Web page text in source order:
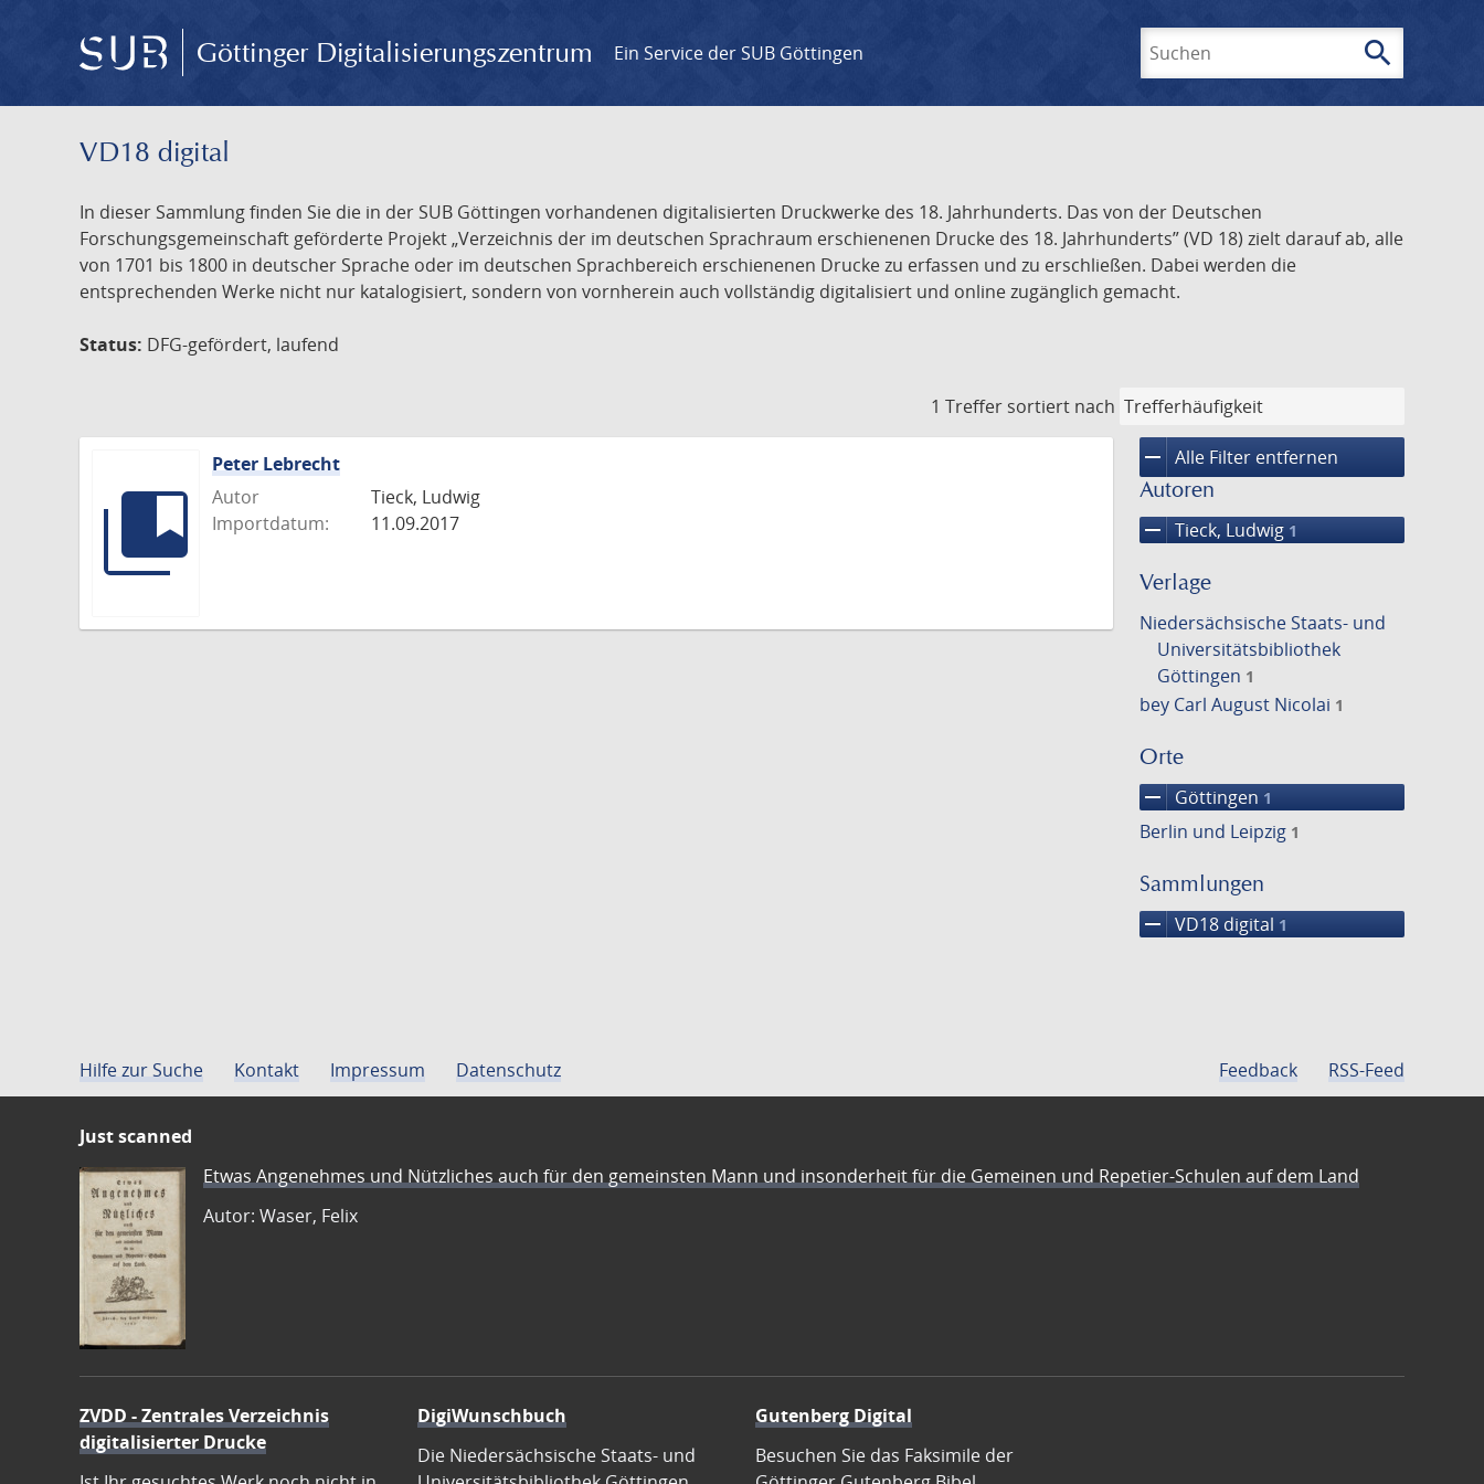
Göttinger Digitalisierungszentrum Ein Service der SUB Göttingen search
VD18 digital
In dieser Sammlung finden Sie die in der SUB Göttingen vorhandenen digitalisierten Druckwerke des 18. Jahrhunderts. Das von der Deutschen
Forschungsgemeinschaft geförderte Projekt „Verzeichnis der im deutschen Sprachraum erschienenen Drucke des 18. Jahrhunderts” (VD 18) zielt darauf ab, alle
von 1701 bis 1800 in deutscher Sprache oder im deutschen Sprachbereich erschienenen Drucke zu erfassen und zu erschließen. Dabei werden die
entsprechenden Werke nicht nur katalogisiert, sondern von vornherein auch vollständig digitalisiert und online zugänglich gemacht.
Status: DFG-gefördert, laufend
1 Treffer sortiert nach
remove Alle Filter entfernen
Autoren
remove Tieck, Ludwig 1
Verlage
Niedersächsische Staats- und
Universitätsbibliothek
Göttingen 1
bey Carl August Nicolai 1
Orte
remove Göttingen 1
Berlin und Leipzig 1
Sammlungen
remove VD18 digital 1
Peter Lebrecht
Autor
Tieck, Ludwig
Importdatum:
11.09.2017
Hilfe zur Suche Kontakt Impressum Datenschutz Feedback RSS-Feed
Just scanned
Etwas Angenehmes und Nützliches auch für den gemeinsten Mann und insonderheit für die Gemeinen und Repetier-Schulen auf dem Land
Autor: Waser, Felix
ZVDD - Zentrales Verzeichnis
digitalisierter Drucke
DigiWunschbuch
Die Niedersächsische Staats- und
Gutenberg Digital
Besuchen Sie das Faksimile der